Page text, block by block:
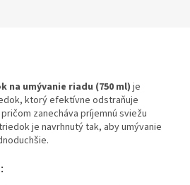
na umývanie riadu (750 ml) je
ktorý efektívne odstraňuje
zanecháva príjemnú sviežu
je navrhnutý tak, aby umývanie